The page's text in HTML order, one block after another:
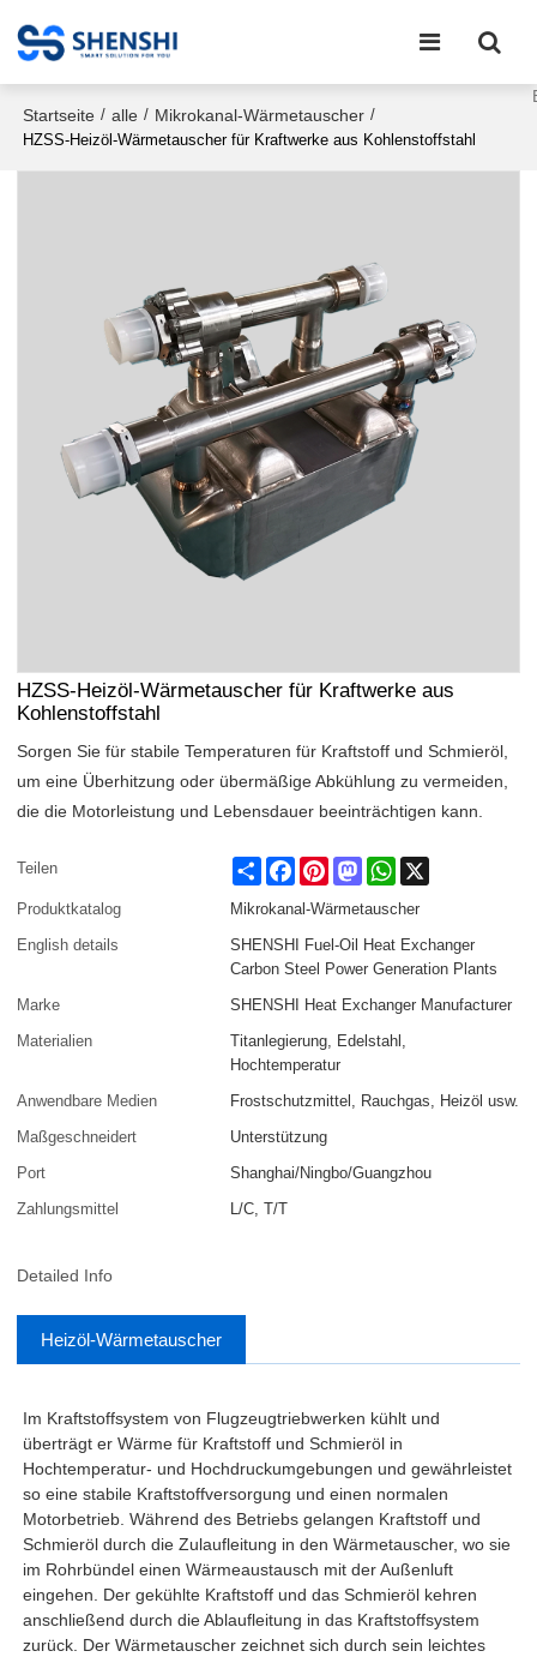
Startseite / alle / Mikrokanal-Wärmetauscher /
HZSS-Heizöl-Wärmetauscher für Kraftwerke aus Kohlenstoffstahl
HZSS-Heizöl-Wärmetauscher für Kraftwerke aus
Kohlenstoffstahl
Sorgen Sie für stabile Temperaturen für Kraftstoff und Schmieröl,
um eine Überhitzung oder übermäßige Abkühlung zu vermeiden,
die die Motorleistung und Lebensdauer beeinträchtigen kann.
Teilen Share FacebookPinterestMastodonWhatsApp
Produktkatalog
Mikrokanal-Wärmetauscher
English details
SHENSHI Fuel-Oil Heat Exchanger
Carbon Steel Power Generation Plants
Marke
SHENSHI Heat Exchanger Manufacturer​
Materialien
Titanlegierung, Edelstahl,
Hochtemperatur
Anwendbare Medien
Frostschutzmittel, Rauchgas, Heizöl usw.
Maßgeschneidert
Unterstützung
Port
Shanghai/Ningbo/Guangzhou
Zahlungsmittel
L/C, T/T
Detailed Info
Heizöl-Wärmetauscher
Im Kraftstoffsystem von Flugzeugtriebwerken kühlt und
überträgt er Wärme für Kraftstoff und Schmieröl in
Hochtemperatur- und Hochdruckumgebungen und gewährleistet
so eine stabile Kraftstoffversorgung und einen normalen
Motorbetrieb. Während des Betriebs gelangen Kraftstoff und
Schmieröl durch die Zulaufleitung in den Wärmetauscher, wo sie
im Rohrbündel einen Wärmeaustausch mit der Außenluft
eingehen. Der gekühlte Kraftstoff und das Schmieröl kehren
anschließend durch die Ablaufleitung in das Kraftstoffsystem
zurück. Der Wärmetauscher zeichnet sich durch sein leichtes